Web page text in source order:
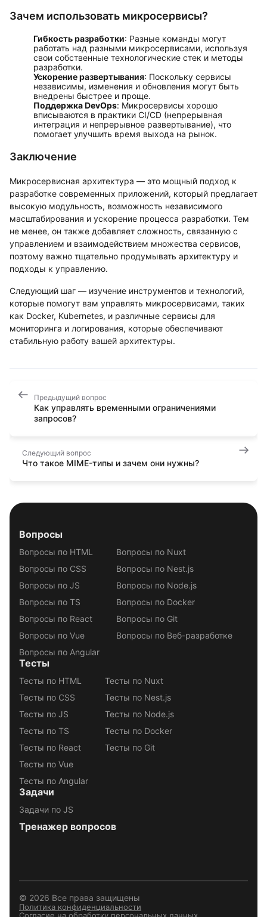
Зачем использовать микросервисы?
Гибкость разработки: Разные команды могут
работать над разными микросервисами, используя
свои собственные технологические стек и методы
разработки.
Ускорение развертывания: Поскольку сервисы
независимы, изменения и обновления могут быть
внедрены быстрее и проще.
Поддержка DevOps: Микросервисы хорошо
вписываются в практики CI/CD (непрерывная
интеграция и непрерывное развертывание), что
помогает улучшить время выхода на рынок.
Заключение
Микросервисная архитектура — это мощный подход к
разработке современных приложений, который предлагает
высокую модульность, возможность независимого
масштабирования и ускорение процесса разработки. Тем
не менее, он также добавляет сложность, связанную с
управлением и взаимодействием множества сервисов,
поэтому важно тщательно продумывать архитектуру и
подходы к управлению.
Следующий шаг — изучение инструментов и технологий,
которые помогут вам управлять микросервисами, таких
как Docker, Kubernetes, и различные сервисы для
мониторинга и логирования, которые обеспечивают
стабильную работу вашей архитектуры.
Предыдущий вопрос
Как управлять временными ограничениями
запросов?
Следующий вопрос
Что такое MIME-типы и зачем они нужны?
Вопросы
Вопросы по HTML
Вопросы по CSS
Вопросы по JS
Вопросы по TS
Вопросы по React
Вопросы по Vue
Вопросы по Angular
Вопросы по Nuxt
Вопросы по Nest.js
Вопросы по Node.js
Вопросы по Docker
Вопросы по Git
Вопросы по Веб-разработке
Тесты
Тесты по HTML
Тесты по CSS
Тесты по JS
Тесты по TS
Тесты по React
Тесты по Vue
Тесты по Angular
Тесты по Nuxt
Тесты по Nest.js
Тесты по Node.js
Тесты по Docker
Тесты по Git
Задачи
Задачи по JS
Тренажер вопросов
© 2026 Все права защищены
Политика конфиденциальности